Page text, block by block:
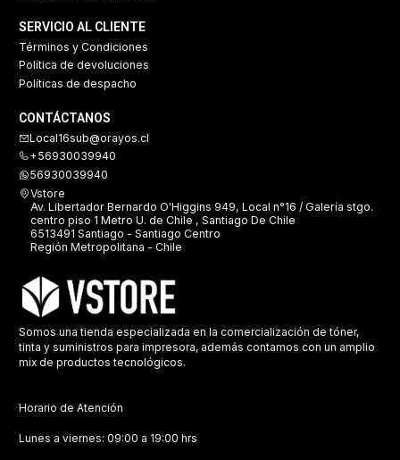
SERVICIO AL CLIENTE
Términos y Condiciones
Política de devoluciones
Políticas de despacho
CONTÁCTANOS
Local16sub@orayos.cl
+56930039940
56930039940
Vstore
Av. Libertador Bernardo O'Higgins 949, Local n°16 / Galería stgo.
centro piso 1 Metro U. de Chile , Santiago De Chile
6513491 Santiago - Santiago Centro
Región Metropolitana - Chile
Somos una tienda especializada en la comercialización de tóner,
tinta y suministros para impresora, además contamos con un amplio
mix de productos tecnológicos.
Horario de Atención
Lunes a viernes: 09:00 a 19:00 hrs